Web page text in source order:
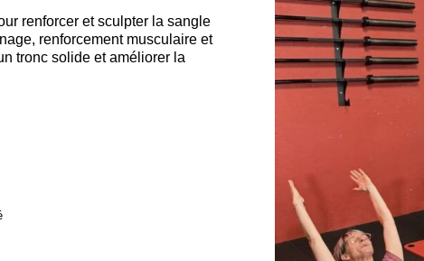
renforcer et sculpter la sangle
renforcement musculaire et
tronc solide et améliorer la